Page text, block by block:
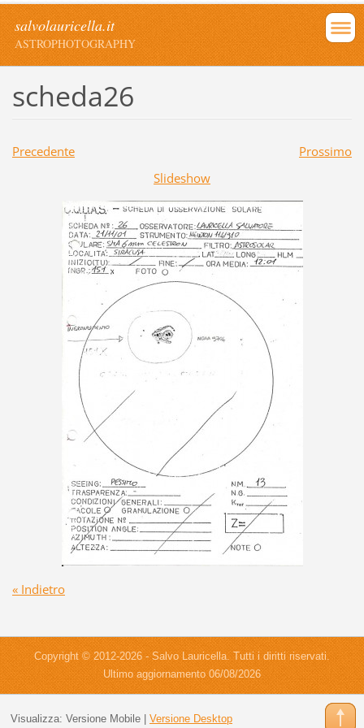
salvolauricella.it
ASTROPHOTOGRAPHY
scheda26
Precedente
Prossimo
Slideshow
« Indietro
Copyright © 2012-2026 - Salvo Lauricella. Tutti i diritti riservati.
Ultimo aggiornamento 06/08/2026
Visualizza: Versione Mobile| Versione Desktop